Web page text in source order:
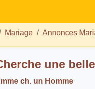
Mariage Annonces
une
ch. un Homme